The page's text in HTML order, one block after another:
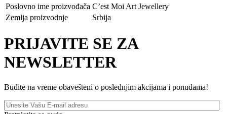
Poslovno ime proizvođača C’est Moi Art Jewellery
Zemlja proizvodnje
Srbija
PRIJAVITE SE ZA
NEWSLETTER
Budite na vreme obavešteni o poslednjim akcijama i ponudama!